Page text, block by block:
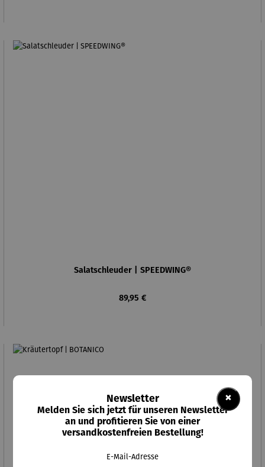
Salatschleuder | SPEEDWING®
Regulärer Preis:
89,95 €
×
Newsletter
Melden Sie sich jetzt für unseren Newsletter
an und profitieren Sie von einer
versandkostenfreien Bestellung!
E-Mail-Adresse